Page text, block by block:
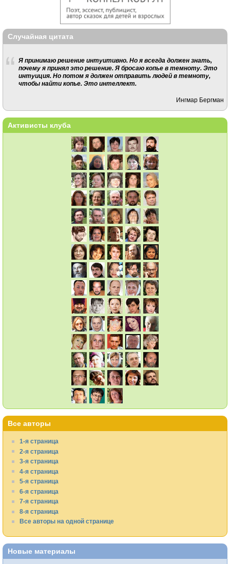
Случайная цитата
Я принимаю решение интуитивно. Но я всегда должен знать,
почему я принял это решение. Я бросаю копье в темноту. Это
интуиция. Но потом я должен отправить людей в темноту,
чтобы найти копье. Это интеллект.
Ингмар Бергман
Активисты клуба
Все авторы
1-я страница
2-я страница
3-я страница
4-я страница
5-я страница
6-я страница
7-я страница
8-я страница
Все авторы на одной странице
Новые материалы